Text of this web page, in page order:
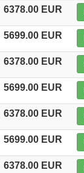
6378.00 EUR
5699.00 EUR
6378.00 EUR
5699.00 EUR
6378.00 EUR
5699.00 EUR
6378.00 EUR